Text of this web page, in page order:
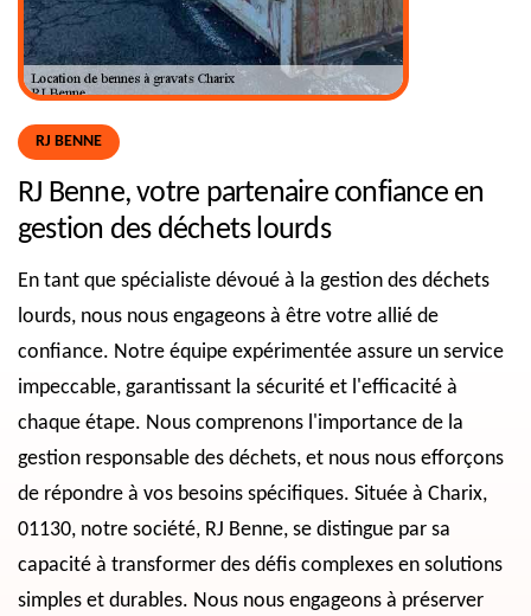
RJ BENNE
RJ Benne, votre partenaire confiance en
gestion des déchets lourds
En tant que spécialiste dévoué à la gestion des déchets
lourds, nous nous engageons à être votre allié de
confiance. Notre équipe expérimentée assure un service
impeccable, garantissant la sécurité et l'efficacité à
chaque étape. Nous comprenons l'importance de la
gestion responsable des déchets, et nous nous efforçons
de répondre à vos besoins spécifiques. Située à Charix,
01130, notre société, RJ Benne, se distingue par sa
capacité à transformer des défis complexes en solutions
simples et durables. Nous nous engageons à préserver